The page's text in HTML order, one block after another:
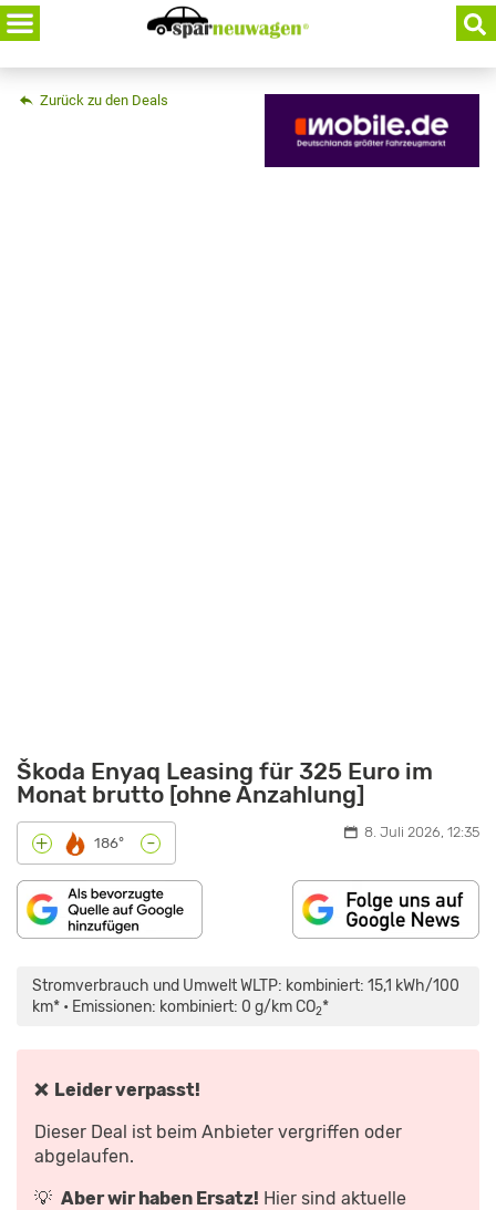
Skip
to
content
Zurück zu den Deals
Škoda Enyaq Leasing für 325 Euro im
Monat brutto [ohne Anzahlung]
+ 186° - 8. Juli 2026, 12:35
Stromverbrauch und Umwelt WLTP: kombiniert: 15,1 kWh/100
km* • Emissionen: kombiniert: 0 g/km CO2*
❌ Leider verpasst!
Dieser Deal ist beim Anbieter vergriffen oder
abgelaufen.
💡 Aber wir haben Ersatz! Hier sind aktuelle
(2024)
MEHR
SUV
MIT
JAN
GÖTZE“
VON
ANZEIGEN